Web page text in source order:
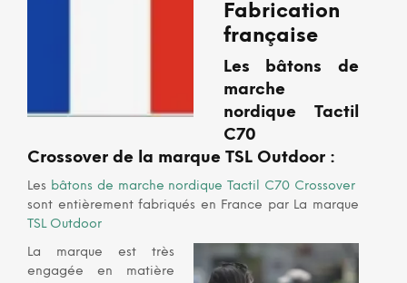
Fabrication
française
Les bâtons de
marche
nordique Tactil
C70
Crossover de la marque TSL Outdoor :
Les bâtons de marche nordique Tactil C70 Crossover
sont entièrement fabriqués en France par La marque
TSL Outdoor
La marque est très
engagée en matière